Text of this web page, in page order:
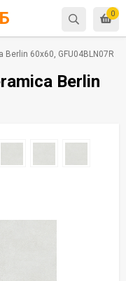
0
60x60, GFU04BLN07R
Berlin